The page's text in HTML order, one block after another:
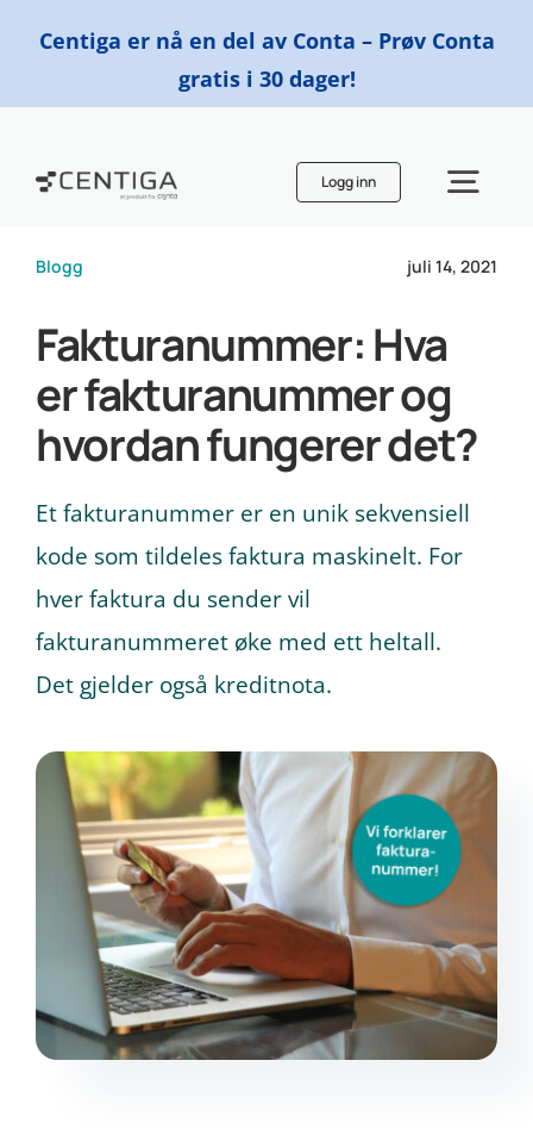
Centiga er nå en del av Conta – Prøv Conta
gratis i 30 dager!
Logg inn
Priser
Finn en regnskapsfører
Ressurser
Prøv gratis
Blogg juli 14, 2021
Fakturanummer: Hva
er fakturanummer og
hvordan fungerer det?
Et fakturanummer er en unik sekvensiell
kode som tildeles faktura maskinelt. For
hver faktura du sender vil
fakturanummeret øke med ett heltall.
Det gjelder også kreditnota.